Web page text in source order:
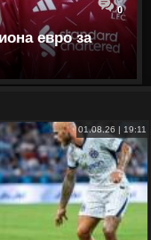
0
евро за
01.08.26 | 19:11